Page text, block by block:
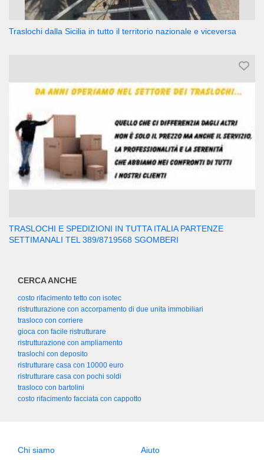
Traslochi dalla Sicilia in tutto il territorio nazionale e viceversa
TRASLOCHI E SPEDIZIONI IN TUTTA ITALIA PARTENZE
SETTIMANALI TEL 389/8719568 SGOMBERI
CERCA ANCHE
costo rifacimento tetto con isotec
ristrutturazione con accorpamento di due unita immobiliari
trasloco con corriere
gioca con facile ristrutturare
ristrutturazione con ampliamento
traslochi con deposito
ristrutturare casa con 10000 euro
ristrutturare casa con pochi soldi
trasloco con bartolini
costo rifacimento facciata con cappotto
Chi siamo Aiuto